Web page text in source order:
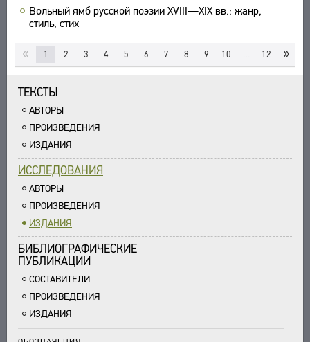
Вольный ямб русской поэзии XVIII—XIX вв.: жанр,
стиль, стих
« 1 2 3 4 5 6 7 8 9 10 … 12 »
ТЕКСТЫ
АВТОРЫ
ПРОИЗВЕДЕНИЯ
ИЗДАНИЯ
ИССЛЕДОВАНИЯ
АВТОРЫ
ПРОИЗВЕДЕНИЯ
ИЗДАНИЯ
БИБЛИОГРАФИЧЕСКИЕ
ПУБЛИКАЦИИ
СОСТАВИТЕЛИ
ПРОИЗВЕДЕНИЯ
ИЗДАНИЯ
ТЕЗАУРУС
ФУНКЦИОНАЛЬНОСТЬ
УКАЗАТЕЛИ
ПОИСК
СВЯЗИ
СОЗДАТЕЛИ ПРОЕКТА